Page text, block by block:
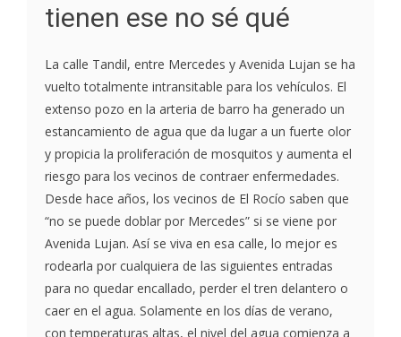
tienen ese no sé qué
La calle Tandil, entre Mercedes y Avenida Lujan se ha
vuelto totalmente intransitable para los vehículos. El
extenso pozo en la arteria de barro ha generado un
estancamiento de agua que da lugar a un fuerte olor
y propicia la proliferación de mosquitos y aumenta el
riesgo para los vecinos de contraer enfermedades.
Desde hace años, los vecinos de El Rocío saben que
“no se puede doblar por Mercedes” si se viene por
Avenida Lujan. Así se viva en esa calle, lo mejor es
rodearla por cualquiera de las siguientes entradas
para no quedar encallado, perder el tren delantero o
caer en el agua. Solamente en los días de verano,
con temperaturas altas, el nivel del agua comienza a